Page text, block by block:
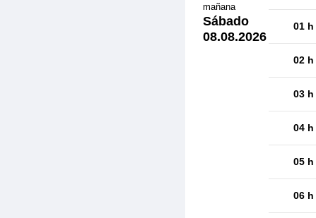
mañana
Sábado
08.08.2026
01 h
02 h
03 h
04 h
05 h
06 h